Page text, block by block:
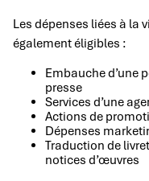
Les dépenses liées à la
également éligibles :
Embauche d’une
presse
Services d’une
Actions de
Dépenses
Traduction de
notices d’œuvres